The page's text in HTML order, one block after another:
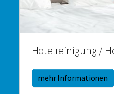
Hotelreinigung /
mehr Informationen